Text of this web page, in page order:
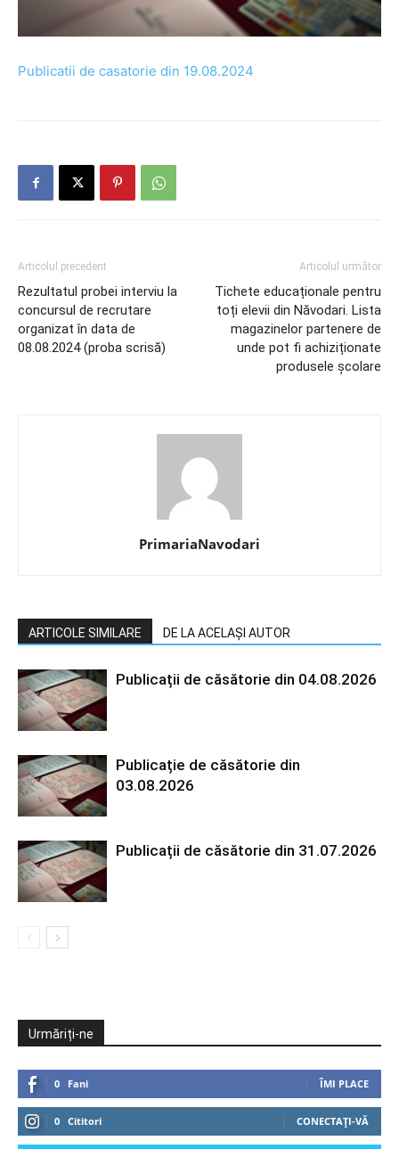
Publicatii de casatorie din 19.08.2024
Articolul precedent
Rezultatul probei interviu la
concursul de recrutare
organizat în data de
08.08.2024 (proba scrisă)
Articolul următor
Tichete educaționale pentru
toți elevii din Năvodari. Lista
magazinelor partenere de
unde pot fi achiziționate
produsele școlare
PrimariaNavodari
ARTICOLE SIMILARE DE LA ACELAȘI AUTOR
Publicații de căsătorie din 04.08.2026
Publicație de căsătorie din
03.08.2026
Publicații de căsătorie din 31.07.2026
Urmăriți-ne
0 Fani ÎMI PLACE
0 Cititori CONECTAȚI-VĂ